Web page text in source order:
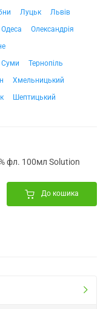
Луцьк
Львів
Одеса
Олександрія
Суми
Тернопіль
Хмельницький
Шептицький
фл. 100мл Solution
До кошика